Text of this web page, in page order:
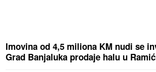
Imovina od 4,5 miliona KM nudi se
Grad Banjaluka prodaje halu u